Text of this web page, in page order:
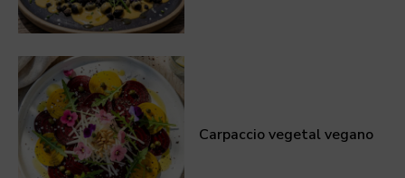
Carpaccio vegetal vegano